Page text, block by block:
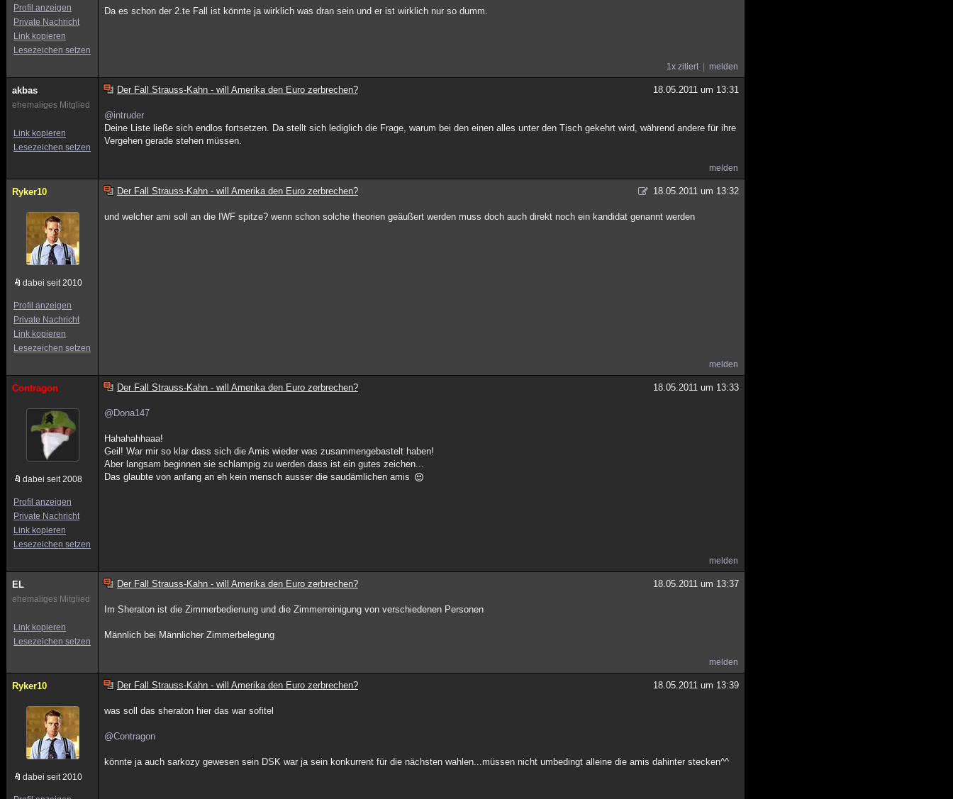
Profil anzeigen
Private Nachricht
Link kopieren
Lesezeichen setzen
Da es schon der 2.te Fall ist könnte ja wirklich was dran sein und er ist wirklich nur so dumm.
1x zitiert melden
akbas
ehemaliges Mitglied
Link kopieren
Lesezeichen setzen
Der Fall Strauss-Kahn - will Amerika den Euro zerbrechen? 18.05.2011 um 13:31
@intruder
Deine Liste ließe sich endlos fortsetzen. Da stellt sich lediglich die Frage, warum bei den einen alles unter den Tisch gekehrt wird, während andere für ihre
Vergehen gerade stehen müssen.
melden
Ryker10
dabei seit 2010
Profil anzeigen
Private Nachricht
Link kopieren
Lesezeichen setzen
Der Fall Strauss-Kahn - will Amerika den Euro zerbrechen? 18.05.2011 um 13:32
und welcher ami soll an die IWF spitze? wenn schon solche theorien geäußert werden muss doch auch direkt noch ein kandidat genannt werden
melden
Contragon
dabei seit 2008
Profil anzeigen
Private Nachricht
Link kopieren
Lesezeichen setzen
Der Fall Strauss-Kahn - will Amerika den Euro zerbrechen? 18.05.2011 um 13:33
@Dona147
Hahahahhaaa!
Geil! War mir so klar dass sich die Amis wieder was zusammengebastelt haben!
Aber langsam beginnen sie schlampig zu werden dass ist ein gutes zeichen...
Das glaubte von anfang an eh kein mensch ausser die saudämlichen amis
melden
EL
ehemaliges Mitglied
Link kopieren
Lesezeichen setzen
Der Fall Strauss-Kahn - will Amerika den Euro zerbrechen? 18.05.2011 um 13:37
Im Sheraton ist die Zimmerbedienung und die Zimmerreinigung von verschiedenen Personen
Männlich bei Männlicher Zimmerbelegung
melden
Ryker10
dabei seit 2010
Der Fall Strauss-Kahn - will Amerika den Euro zerbrechen? 18.05.2011 um 13:39
was soll das sheraton hier das war sofitel
@Contragon
könnte ja auch sarkozy gewesen sein DSK war ja sein konkurrent für die nächsten wahlen...müssen nicht umbedingt alleine die amis dahinter stecken^^